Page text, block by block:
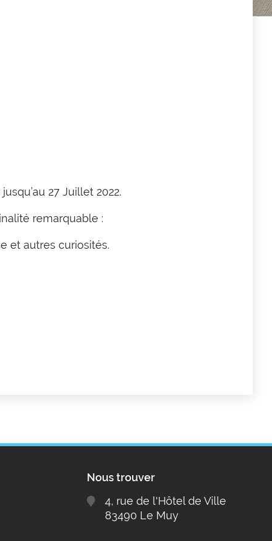
27 Juillet 2022.
remarquable :
et autres curiosités.
Nous trouver
4, rue de l'Hôtel de Ville
83490 Le Muy